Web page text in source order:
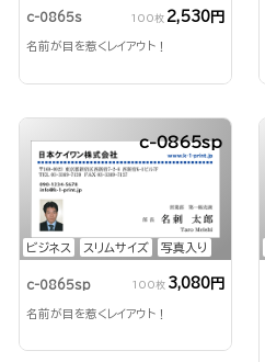
c-0865s 100枚 2,530円
名前が目を惹くレイアウト！
ビジネス スリムサイズ 写真入り
c-0865sp
c-0865sp 100枚 3,080円
名前が目を惹くレイアウト！